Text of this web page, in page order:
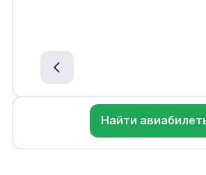
Найти